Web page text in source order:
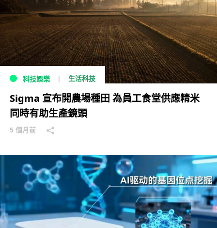
科技娛樂 生活科技
Sigma 宣布開農場種田 為員工食堂供應精米
同時有助生產鏡頭
5 個月前